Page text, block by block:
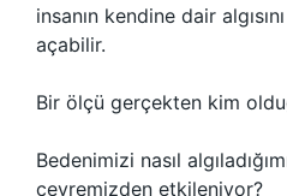
insanın kendine dair
açabilir.
Bir ölçü gerçekten kim
Bedenimizi nasıl
çevremizden etkileniyor?